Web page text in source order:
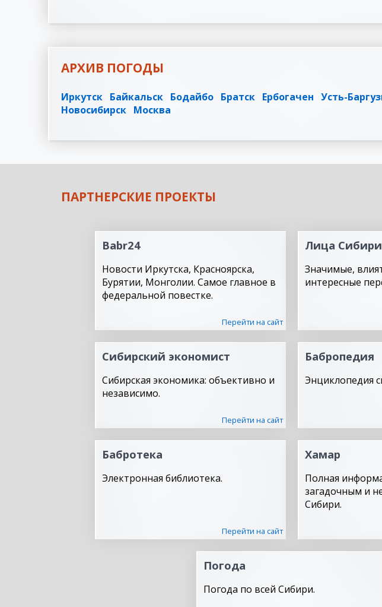
АРХИВ ПОГОДЫ
Иркутск Байкальск Бодайбо Братск Ербогачен Усть-
Новосибирск Москва
ПАРТНЕРСКИЕ ПРОЕКТЫ
Babr24
Новости Иркутска, Красноярска,
Бурятии, Монголии. Самое главное в
федеральной повестке.
Перейти на сайт
Лица Сибири
Значимые,
интересные
Сибирский экономист
Сибирская экономика: объективно и
независимо.
Перейти на сайт
Бабропедия
Энциклопедия
Бабротека
Электронная библиотека.
Перейти на сайт
Хамар
Полная
загадочным и
Сибири.
Погода
Погода по всей Сибири.